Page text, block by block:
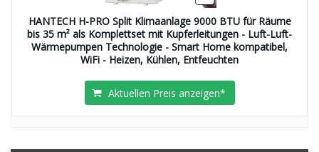
HANTECH H-PRO Split Klimaanlage 9000 BTU für Räume
bis 35 m² als Komplettset mit Kupferleitungen - Luft-Luft-
Wärmepumpen Technologie - Smart Home kompatibel,
WiFi - Heizen, Kühlen, Entfeuchten
Aktuellen Preis anzeigen*